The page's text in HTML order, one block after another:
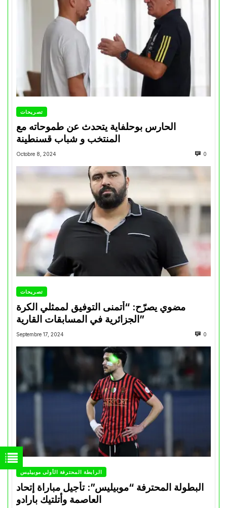
تصريحات
الحارس بوحلفاية يتحدث عن طموحاته مع
المنتخب و شباب قسنطينة
Octobre 8, 2024 0
تصريحات
مضوي يصرّح: “أتمنى التوفيق لممثلي الكرة
الجزائرية في المسابقات القارية”
Septembre 17, 2024 0
الرابطة المحترفة الأولى موبيليس
البطولة المحترفة “موبيليس”: تأجيل مباراة إتحاد
العاصمة وأتلتيك بارادو